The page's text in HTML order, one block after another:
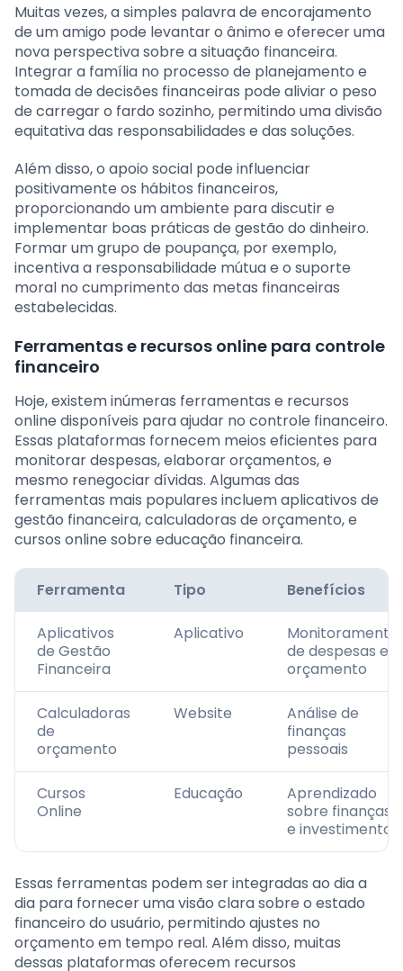
Muitas vezes, a simples palavra de encorajamento
de um amigo pode levantar o ânimo e oferecer uma
nova perspectiva sobre a situação financeira.
Integrar a família no processo de planejamento e
tomada de decisões financeiras pode aliviar o peso
de carregar o fardo sozinho, permitindo uma divisão
equitativa das responsabilidades e das soluções.
Além disso, o apoio social pode influenciar
positivamente os hábitos financeiros,
proporcionando um ambiente para discutir e
implementar boas práticas de gestão do dinheiro.
Formar um grupo de poupança, por exemplo,
incentiva a responsabilidade mútua e o suporte
moral no cumprimento das metas financeiras
estabelecidas.
Ferramentas e recursos online para controle
financeiro
Hoje, existem inúmeras ferramentas e recursos
online disponíveis para ajudar no controle financeiro.
Essas plataformas fornecem meios eficientes para
monitorar despesas, elaborar orçamentos, e
mesmo renegociar dívidas. Algumas das
ferramentas mais populares incluem aplicativos de
gestão financeira, calculadoras de orçamento, e
cursos online sobre educação financeira.
Ferramenta Tipo Benefícios
Aplicativos
de Gestão
Financeira
Aplicativo
Monitoramento
de despesas e
orçamento
Calculadoras
de
orçamento
Website
Análise de
finanças
pessoais
Cursos
Online
Educação
Aprendizado
sobre finanças
e investimento
Essas ferramentas podem ser integradas ao dia a
dia para fornecer uma visão clara sobre o estado
financeiro do usuário, permitindo ajustes no
orçamento em tempo real. Além disso, muitas
dessas plataformas oferecem recursos